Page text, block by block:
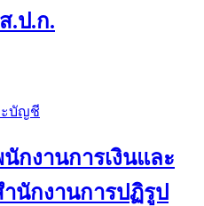
.ป.ก.
กงานการเงินและ
นักงานการปฏิรูป